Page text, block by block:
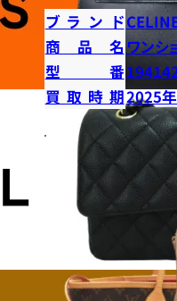
ブランド
商品名 ワンシ
型番
買取時期2025